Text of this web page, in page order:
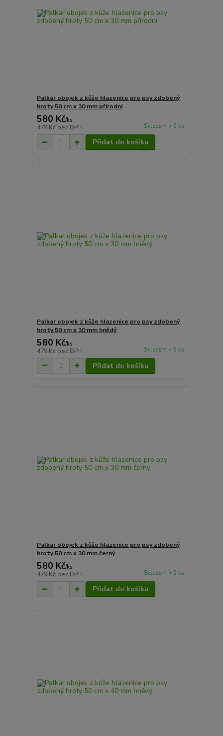
Palkar obojek z kůže hlazenice pro psy zdobený
hroty 50 cm x 30 mm přírodní
580 Kč/ks
479 Kč bez DPH Skladem > 5 ks
Přidat do košíku
Palkar obojek z kůže hlazenice pro psy zdobený
hroty 50 cm x 30 mm hnědý
580 Kč/ks
479 Kč bez DPH Skladem > 5 ks
Přidat do košíku
Palkar obojek z kůže hlazenice pro psy zdobený
hroty 50 cm x 30 mm černý
580 Kč/ks
479 Kč bez DPH Skladem > 5 ks
Přidat do košíku